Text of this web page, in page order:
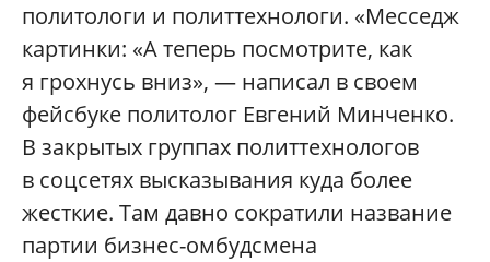
политологи и политтехнологи. «Месседж
картинки: «А теперь посмотрите, как
я грохнусь вниз», — написал в своем
фейсбуке политолог Евгений Минченко.
В закрытых группах политтехнологов
в соцсетях высказывания куда более
жесткие. Там давно сократили название
партии бизнес-омбудсмена